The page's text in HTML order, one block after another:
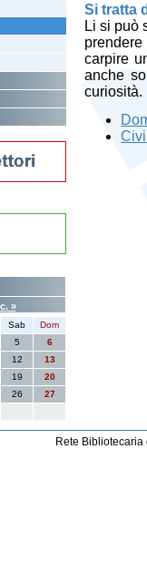
Si tratta
Li si può
carpire
anche
curiosità.
»
Sab
Dom
5
6
12
13
19
20
26
27
Rete